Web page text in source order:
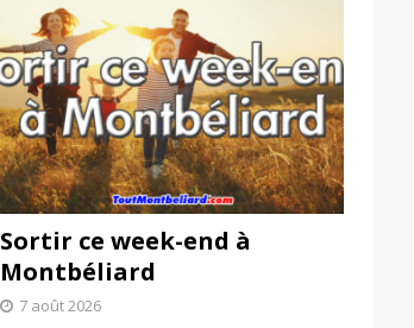
Sortir ce week-end à
Montbéliard
7 août 2026